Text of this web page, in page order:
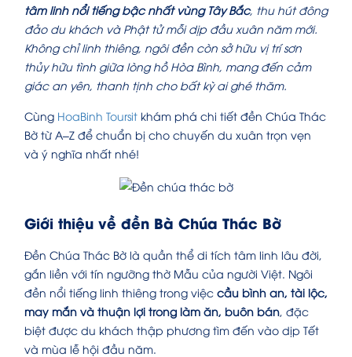
tâm linh nổi tiếng bậc nhất vùng Tây Bắc, thu hút đông
đảo du khách và Phật tử mỗi dịp đầu xuân năm mới.
Không chỉ linh thiêng, ngôi đền còn sở hữu vị trí sơn
thủy hữu tình giữa lòng hồ Hòa Bình, mang đến cảm
giác an yên, thanh tịnh cho bất kỳ ai ghé thăm.
Cùng HoaBinh Toursit khám phá chi tiết đền Chúa Thác
Bờ từ A–Z để chuẩn bị cho chuyến du xuân trọn vẹn
và ý nghĩa nhất nhé!
Giới thiệu về đền Bà Chúa Thác Bờ
Đền Chúa Thác Bờ là quần thể di tích tâm linh lâu đời,
gắn liền với tín ngưỡng thờ Mẫu của người Việt. Ngôi
đền nổi tiếng linh thiêng trong việc cầu bình an, tài lộc,
may mắn và thuận lợi trong làm ăn, buôn bán , đặc
biệt được du khách thập phương tìm đến vào dịp Tết
và mùa lễ hội đầu năm.